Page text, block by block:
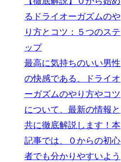
るドライオーガズムのや
り方とコツ：５つのステ
ップ
最高に気持ちのいい男性
の快感である、ドライオ
ーガズムのやり方やコツ
について、最新の情報と
共に徹底解説します！本
記事では、０からの初心
者でも分かりやすいよう